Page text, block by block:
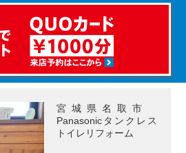
宮城県名取市
Panasonicタンクレス
トイレリフォーム